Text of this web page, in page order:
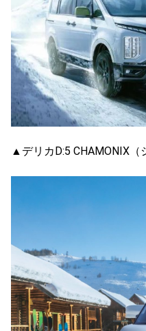
▲デリカD:5 CHAMONIX（